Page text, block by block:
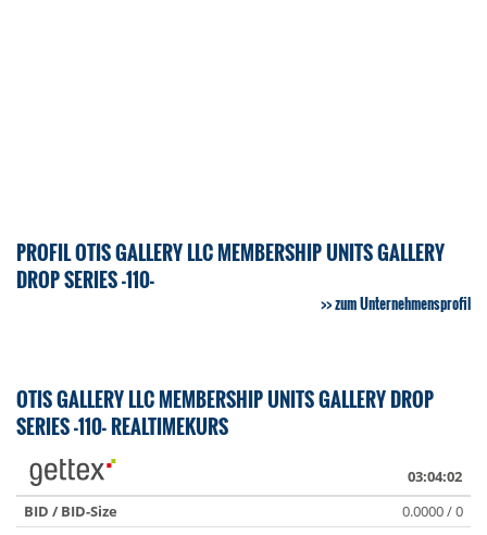
PROFIL OTIS GALLERY LLC MEMBERSHIP UNITS GALLERY
DROP SERIES -110-
zum Unternehmensprofil
OTIS GALLERY LLC MEMBERSHIP UNITS GALLERY DROP
SERIES -110- REALTIMEKURS
03:04:02
BID / BID-Size
0.0000 / 0